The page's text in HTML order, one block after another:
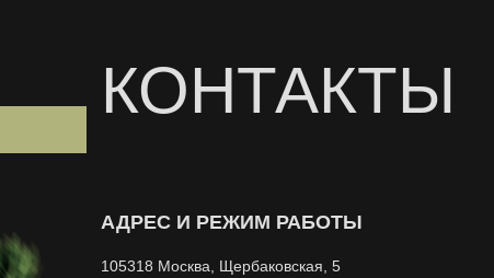
КОНТАКТЫ
АДРЕС И РЕЖИМ РАБОТЫ
105318 Москва, Щербаковская, 5